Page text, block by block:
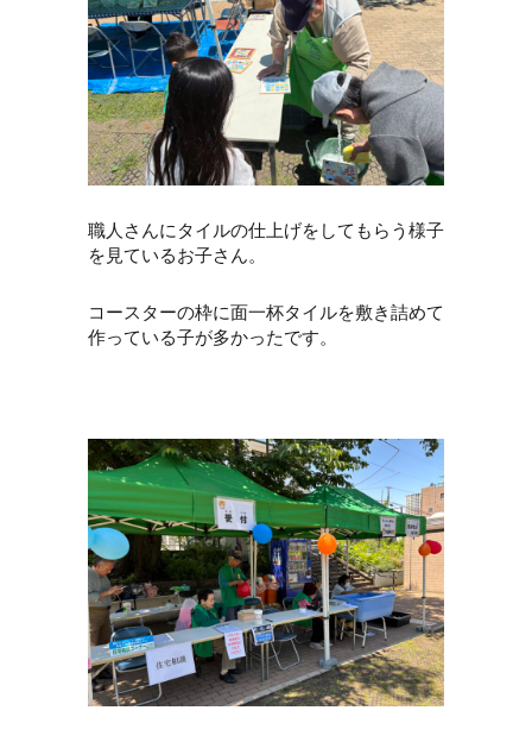
職人さんにタイルの仕上げをしてもらう様子
を見ているお子さん。
コースターの枠に面一杯タイルを敷き詰めて
作っている子が多かったです。